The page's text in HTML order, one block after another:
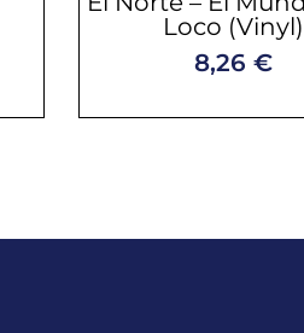
Loco (Vinyl)
8,26 €